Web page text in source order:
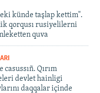
künde taşlap kettim".
qorqusı rusiyelilerni
quva
casussıñ. Qırım
devlet hainligi
daqqalar içinde